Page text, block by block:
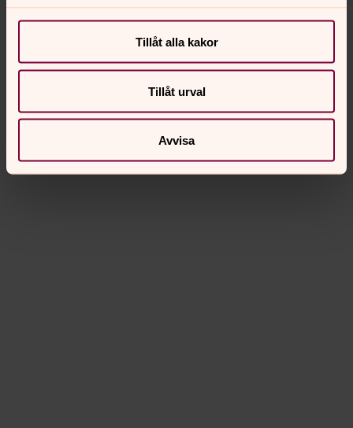
Tillåt alla kakor
Tillåt urval
Avvisa